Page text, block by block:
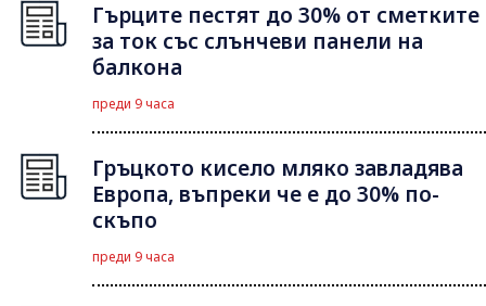
Гърците пестят до 30% от сметките
за ток със слънчеви панели на
балкона
преди 9 часа
Гръцкото кисело мляко завладява
Европа, въпреки че е до 30% по-
скъпо
преди 9 часа